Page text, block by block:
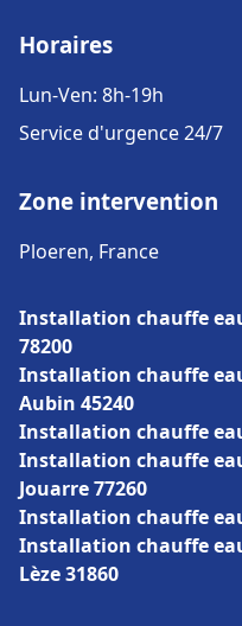
Horaires
Lun-Ven: 8h-19h
Service d'urgence 24/7
Zone intervention
Ploeren, France
Installation chauffe
78200
Installation chauffe
Aubin 45240
Installation chauffe
Installation chauffe
Jouarre 77260
Installation chauffe
Installation chauffe
Lèze 31860